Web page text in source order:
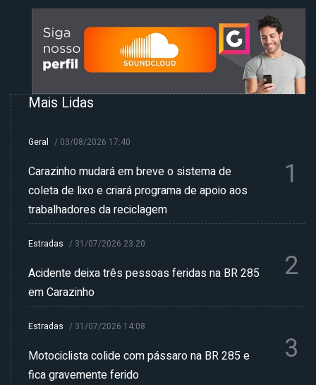
Mais Lidas
Geral / 03/08/2026 17:40
Carazinho mudará em breve o sistema de
coleta de lixo e criará programa de apoio aos
trabalhadores da reciclagem
1
Estradas / 31/07/2026 23:20
Acidente deixa três pessoas feridas na BR 285
em Carazinho
2
Estradas / 31/07/2026 14:08
Motociclista colide com pássaro na BR 285 e
fica gravemente ferido
3